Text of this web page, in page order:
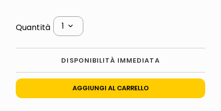
Quantità 1
DISPONIBILITÀ IMMEDIATA
AGGIUNGI AL CARRELLO